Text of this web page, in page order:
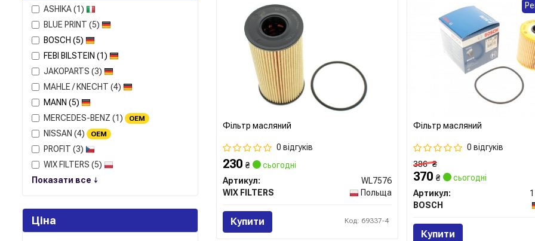
ASHIKA(1)
BLUE PRINT (5)
BOSCH (5)
FEBI BILSTEIN (1)
JAKOPARTS (3)
MAHLE / KNECHT (4)
MANN (5)
MERCEDES-BENZ (1) OEM
NISSAN (4) OEM
PROFIT (3)
WIX FILTERS (5)
Показати все ↓
Ціна
Фільтр масляний
0 відгуків
230 ₴
сьогодні
Артикул:
WL7576
WIX FILTERS
Польща
Купити Код: 69337-4
Фільтр масляний
0 відгуків
386₴
370₴
сьогодні
Артикул:
BOSCH
Купити